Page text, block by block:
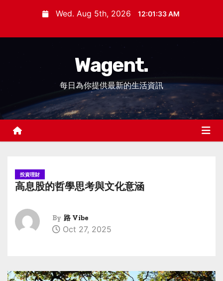
n
Wed. Aug 5th, 2026 12:01:33 AM
Wagent.
每日為你提供最新的生活資訊
投資理財
高息股的哲學思考與文化意涵
By 路 Vibe
Oct 27, 2025